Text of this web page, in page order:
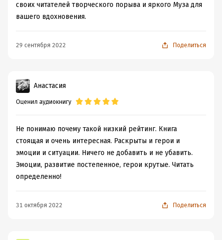
своих читателей творческого порыва и яркого Муза для
вашего вдохновения.
29 сентября 2022 Поделиться
Анастасия
Оценил аудиокнигу
Не понимаю почему такой низкий рейтинг. Книга
стоящая и очень интересная. Раскрыты и герои и
эмоции и ситуации. Ничего не добавить и не убавить.
Эмоции, развитие постепенное, герои крутые. Читать
определенно!
31 октября 2022 Поделиться